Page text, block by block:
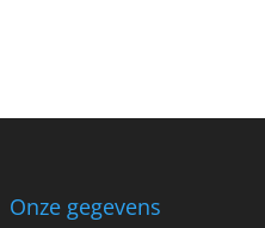
Onze gegevens